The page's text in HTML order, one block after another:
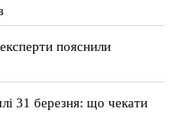
пояснили
31 березня: що чекати